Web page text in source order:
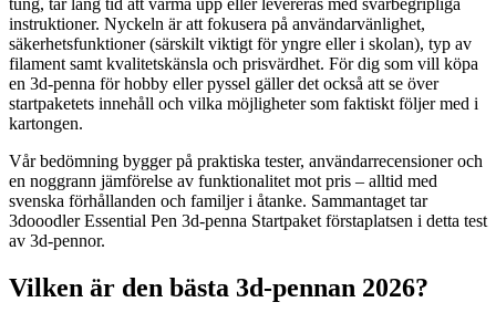
instruktioner. Nyckeln är att fokusera på användarvänlighet,
säkerhetsfunktioner (särskilt viktigt för yngre eller i skolan), typ av
filament samt kvalitetskänsla och prisvärdhet. För dig som vill köpa
en 3d-penna för hobby eller pyssel gäller det också att se över
startpaketets innehåll och vilka möjligheter som faktiskt följer med i
kartongen.
Vår bedömning bygger på praktiska tester, användarrecensioner och
en noggrann jämförelse av funktionalitet mot pris – alltid med
svenska förhållanden och familjer i åtanke. Sammantaget tar
3dooodler Essential Pen 3d-penna Startpaket förstaplatsen i detta test
av 3d-pennor.
Vilken är den bästa 3d-pennan 2026?